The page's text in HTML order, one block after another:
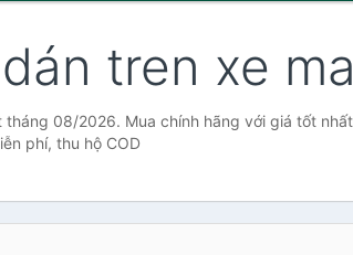
tren xe
08/2026. Mua chính hãng với giá tốt
phí, thu hộ COD